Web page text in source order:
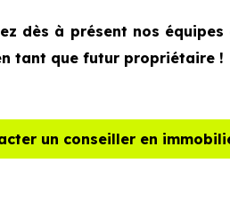
dès à présent nos
tant que futur propriétaire !
un conseiller en